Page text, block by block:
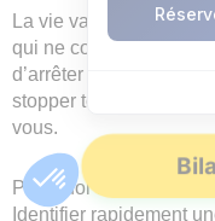
La vie va faire en sorte
qui ne compte pas pour
d’arrêter de travailler.
stopper tout ce qui
vous.
Pourquoi est-il crucial
Identifier rapidement